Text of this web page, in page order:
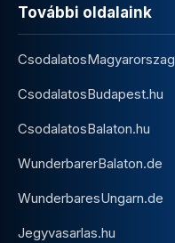
További oldalaink
CsodalatosMagyarorszag
CsodalatosBudapest.hu
CsodalatosBalaton.hu
WunderbarerBalaton.de
WunderbaresUngarn.de
Jegyvasarlas.hu